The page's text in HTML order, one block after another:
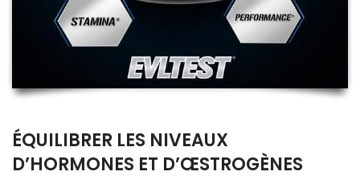
ÉQUILIBRER LES NIVEAUX
D’HORMONES ET D’ŒSTROGÈNES